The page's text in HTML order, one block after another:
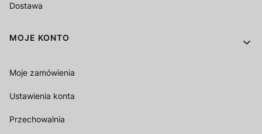
Dostawa
MOJE KONTO
Moje zamówienia
Ustawienia konta
Przechowalnia